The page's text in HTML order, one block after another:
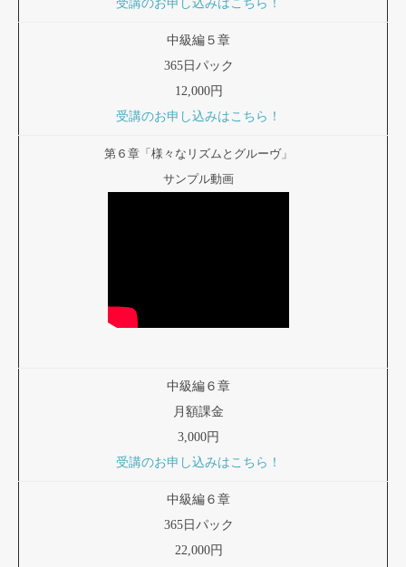
受講のお申し込みはこちら！
中級編５章
365日パック
12,000円
受講のお申し込みはこちら！
第６章「様々なリズムとグルーヴ」
サンプル動画
中級編６章
月額課金
3,000円
受講のお申し込みはこちら！
中級編６章
365日パック
22,000円